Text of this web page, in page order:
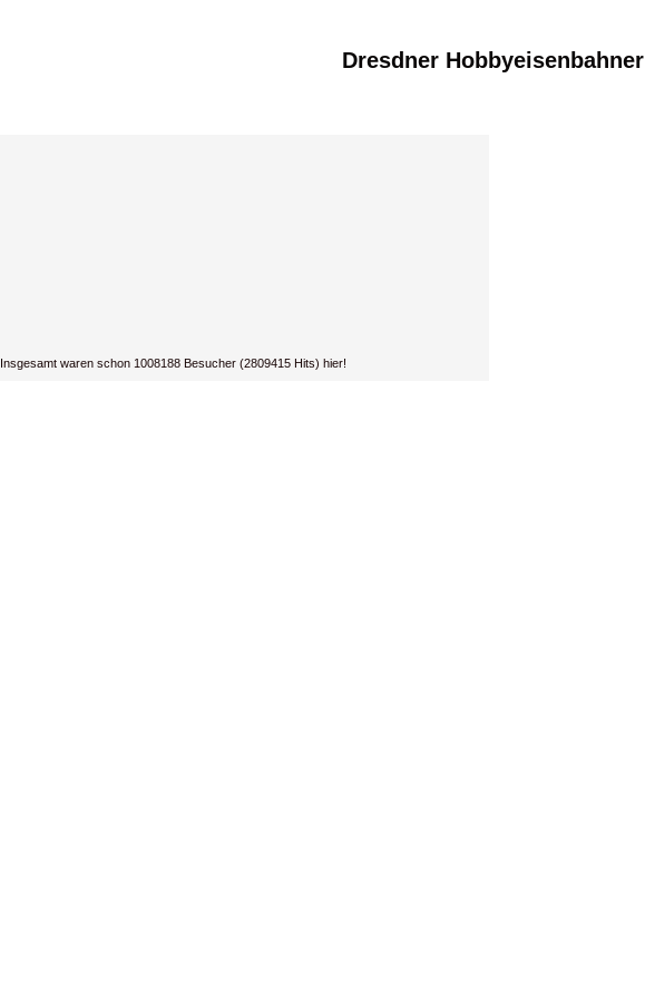
Dresdner Hobbyeisenbahner
Insgesamt waren schon 1008188 Besucher (2809415 Hits) hier!